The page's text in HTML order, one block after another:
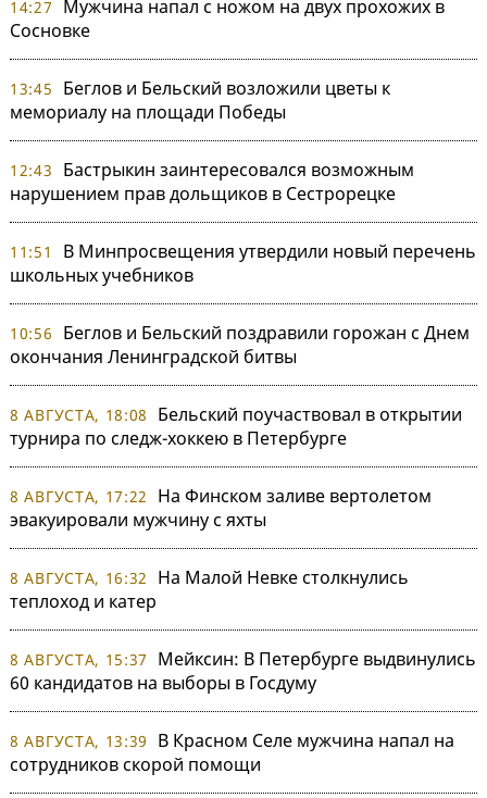
14:27
Мужчина напал с ножом на двух прохожих в
Сосновке
13:45
Беглов и Бельский возложили цветы к
мемориалу на площади Победы
12:43
Бастрыкин заинтересовался возможным
нарушением прав дольщиков в Сестрорецке
11:51
В Минпросвещения утвердили новый перечень
школьных учебников
10:56
Беглов и Бельский поздравили горожан с Днем
окончания Ленинградской битвы
8 АВГУСТА, 18:08
Бельский поучаствовал в открытии
турнира по следж-хоккею в Петербурге
8 АВГУСТА, 17:22
На Финском заливе вертолетом
эвакуировали мужчину с яхты
8 АВГУСТА, 16:32
На Малой Невке столкнулись
теплоход и катер
8 АВГУСТА, 15:37
Мейксин: В Петербурге выдвинулись
60 кандидатов на выборы в Госдуму
8 АВГУСТА, 13:39
В Красном Селе мужчина напал на
сотрудников скорой помощи